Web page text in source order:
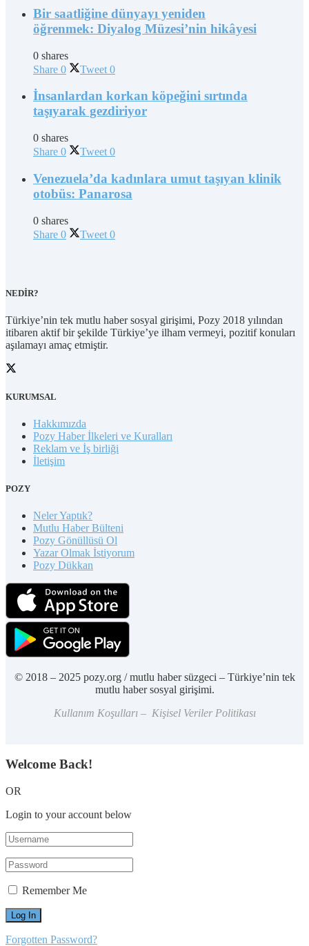
Bir saatliğine dünyayı yeniden
öğrenmek: Diyalog Müzesi’nin hikâyesi
0 shares
Share 0 Tweet 0
İnsanlardan korkan köpeğini sırtında
taşıyarak gezdiriyor
0 shares
Share 0 Tweet 0
Venezuela’da kadınlara umut taşıyan klinik
otobüs: Panarosa
0 shares
Share 0 Tweet 0
NEDİR?
Türkiye’nin tek mutlu haber sosyal girişimi, Pozy 2018 yılından
itibaren aktif bir şekilde Türkiye’ye ilham vermeyi, pozitif konuları
aşılamayı amaç etmiştir.
KURUMSAL
Hakkımızda
Pozy Haber İlkeleri ve Kuralları
Reklam ve İş birliği
İletişim
POZY
Neler Yaptık?
Mutlu Haber Bülteni
Pozy Gönüllüsü Ol
Yazar Olmak İstiyorum
Pozy Dükkan
© 2018 – 2025 pozy.org / mutlu haber süzgeci – Türkiye’nin tek
mutlu haber sosyal girişimi.
Kullanım Koşulları – Kişisel Veriler Politikası
Welcome Back!
OR
Login to your account below
Remember Me
Forgotten Password?